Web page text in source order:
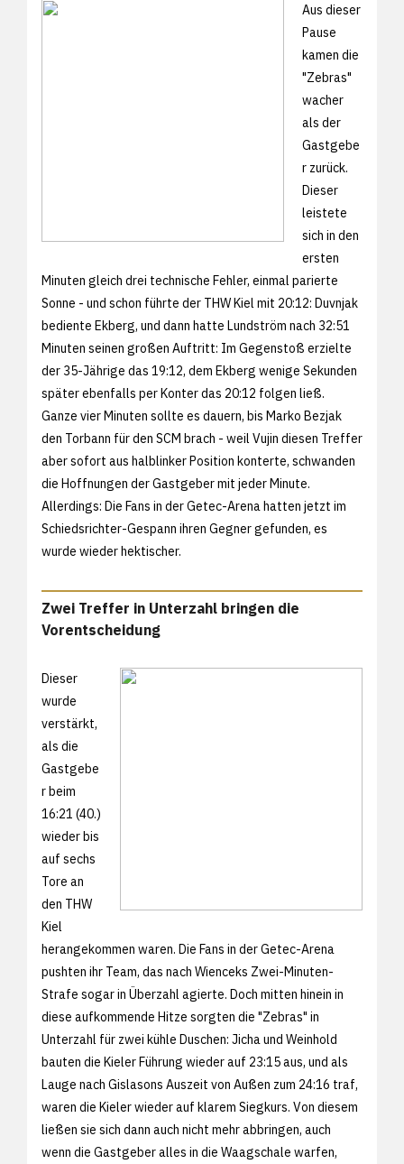
Aus dieser
Pause
kamen die
"Zebras"
wacher
als der
Gastgebe
r zurück.
Dieser
leistete
sich in den
ersten
Minuten gleich drei technische Fehler, einmal parierte
Sonne - und schon führte der THW Kiel mit 20:12: Duvnjak
bediente Ekberg, und dann hatte Lundström nach 32:51
Minuten seinen großen Auftritt: Im Gegenstoß erzielte
der 35-Jährige das 19:12, dem Ekberg wenige Sekunden
später ebenfalls per Konter das 20:12 folgen ließ.
Ganze vier Minuten sollte es dauern, bis Marko Bezjak
den Torbann für den SCM brach - weil Vujin diesen Treffer
aber sofort aus halblinker Position konterte, schwanden
die Hoffnungen der Gastgeber mit jeder Minute.
Allerdings: Die Fans in der Getec-Arena hatten jetzt im
Schiedsrichter-Gespann ihren Gegner gefunden, es
wurde wieder hektischer.
Zwei Treffer in Unterzahl bringen die
Vorentscheidung
Dieser
wurde
verstärkt,
als die
Gastgebe
r beim
16:21 (40.)
wieder bis
auf sechs
Tore an
den THW
Kiel
herangekommen waren. Die Fans in der Getec-Arena
pushten ihr Team, das nach Wienceks Zwei-Minuten-
Strafe sogar in Überzahl agierte. Doch mitten hinein in
diese aufkommende Hitze sorgten die "Zebras" in
Unterzahl für zwei kühle Duschen: Jicha und Weinhold
bauten die Kieler Führung wieder auf 23:15 aus, und als
Lauge nach Gislasons Auszeit von Außen zum 24:16 traf,
waren die Kieler wieder auf klarem Siegkurs. Von diesem
ließen sie sich dann auch nicht mehr abbringen, auch
wenn die Gastgeber alles in die Waagschale warfen,